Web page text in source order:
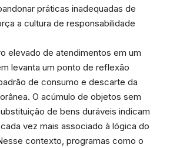
práticas inadequadas de
a cultura de responsabilidade
elevado de atendimentos em um
levanta um ponto de reflexão
de consumo e descarte da
O acúmulo de objetos sem
de bens duráveis indicam
vez mais associado à lógica do
contexto, programas como o